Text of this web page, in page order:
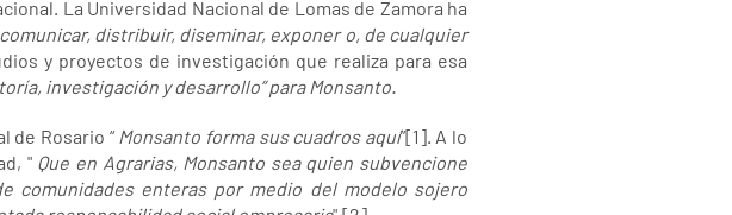
La Universidad Nacional de Lomas de Zamora ha
distribuir, diseminar, exponer o, de cualquier
y proyectos de investigación que realiza para esa
investigación y desarrollo” para Monsanto.
de Rosario “ Monsanto forma sus cuadros aquí”[1]. A lo
" Que en Agrarias, Monsanto sea quien subvencione
comunidades enteras por medio del modelo sojero